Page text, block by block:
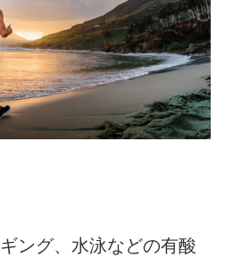
ング、水泳などの有酸